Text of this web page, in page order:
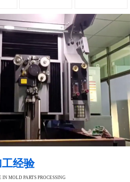
经验
MOLD PARTS PROCESSING